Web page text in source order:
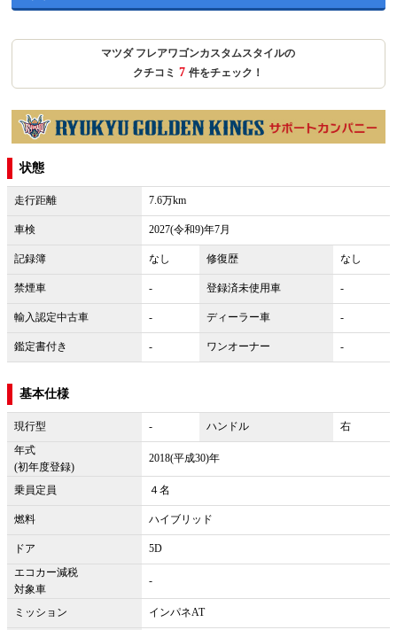
マツダ フレアワゴンカスタムスタイルの
クチコミ 7 件をチェック！
状態
走行距離 7.6万km
車検 2027(令和9)年7月
記録簿 なし 修復歴 なし
禁煙車 - 登録済未使用車 -
輸入認定中古車 - ディーラー車 -
鑑定書付き - ワンオーナー -
基本仕様
現行型 - ハンドル
右
年式
(初年度登録)
2018(平成30)年
乗員定員 ４名
燃料 ハイブリッド
ドア
5D
エコカー減税
対象車
-
ミッション インパネAT